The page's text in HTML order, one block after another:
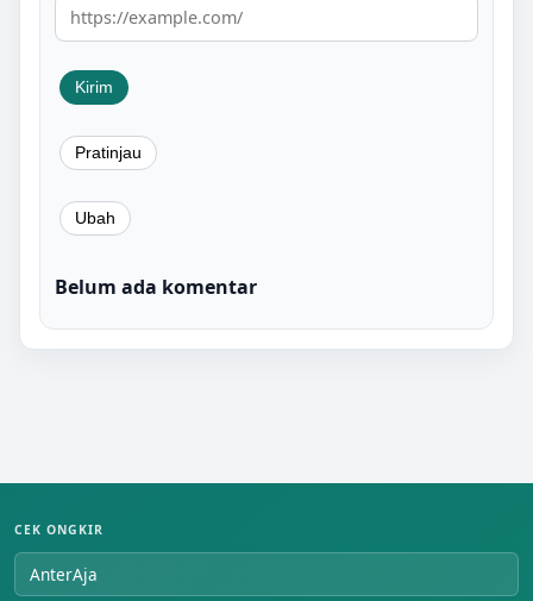
Belum ada komentar
CEK ONGKIR
AnterAja